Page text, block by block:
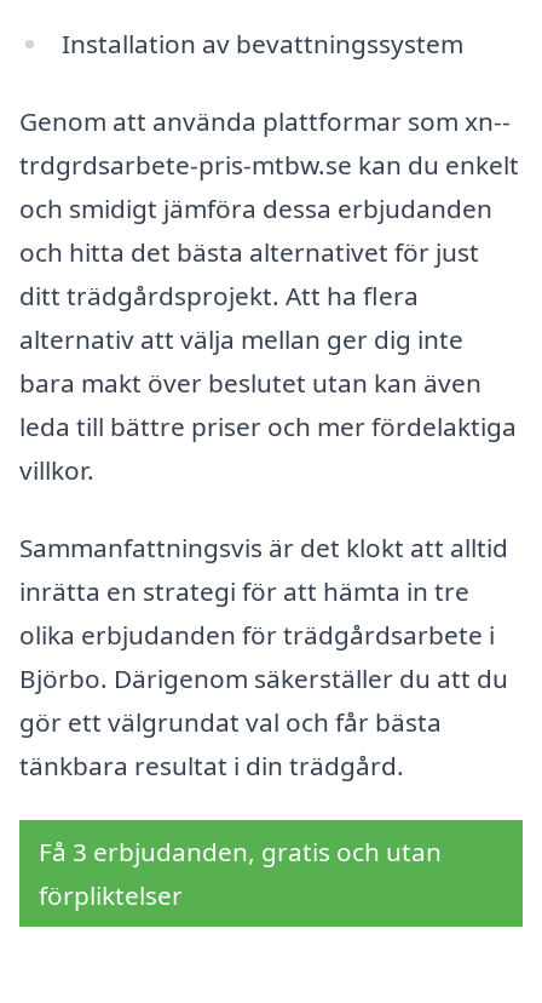
Installation av bevattningssystem
Genom att använda plattformar som xn--
trdgrdsarbete-pris-mtbw.se kan du enkelt
och smidigt jämföra dessa erbjudanden
och hitta det bästa alternativet för just
ditt trädgårdsprojekt. Att ha flera
alternativ att välja mellan ger dig inte
bara makt över beslutet utan kan även
leda till bättre priser och mer fördelaktiga
villkor.
Sammanfattningsvis är det klokt att alltid
inrätta en strategi för att hämta in tre
olika erbjudanden för trädgårdsarbete i
Björbo. Därigenom säkerställer du att du
gör ett välgrundat val och får bästa
tänkbara resultat i din trädgård.
Få 3 erbjudanden, gratis och utan
förpliktelser